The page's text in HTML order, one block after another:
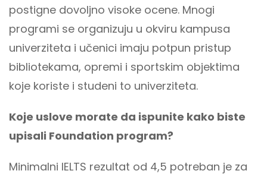
postigne dovoljno visoke ocene. Mnogi
programi se organizuju u okviru kampusa
univerziteta i učenici imaju potpun pristup
bibliotekama, opremi i sportskim objektima
koje koriste i studeni to univerziteta.
Koje uslove morate da ispunite kako biste
upisali Foundation program?
Minimalni IELTS rezultat od 4,5 potreban je za